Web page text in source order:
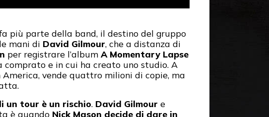
più parte della band, il destino del gruppo
mani di David Gilmour, che a distanza di
per registrare l’album A Momentary Lapse
comprato e in cui ha creato uno studio. A
vende quattro milioni di copie, ma
un tour è un rischio. David Gilmour e
è quando Nick Mason decide di dare in